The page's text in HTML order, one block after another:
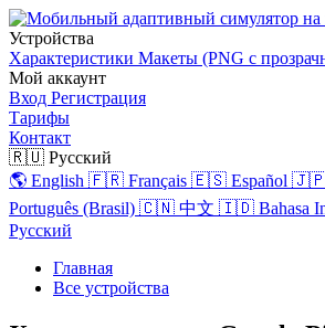
Устройства
Характеристики Макеты (PNG с
Мой аккаунт
Вход Регистрация
Тарифы
Контакт
🇷🇺 Русский
🌎 English 🇫🇷 Français 🇪🇸 Español 🇯🇵
Português (Brasil) 🇨🇳 中文 🇮🇩 Bahasa
Русский
Главная
Все устройства